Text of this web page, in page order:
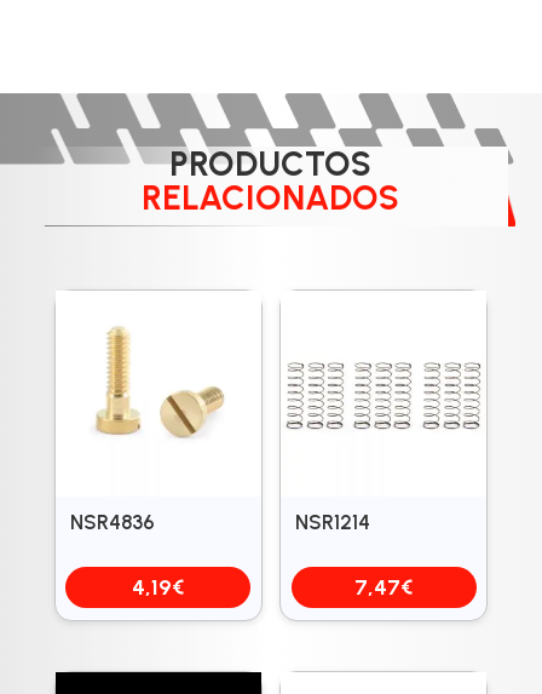
PRODUCTOS
RELACIONADOS
NSR4836
4,19€
NSR1214
7,47€